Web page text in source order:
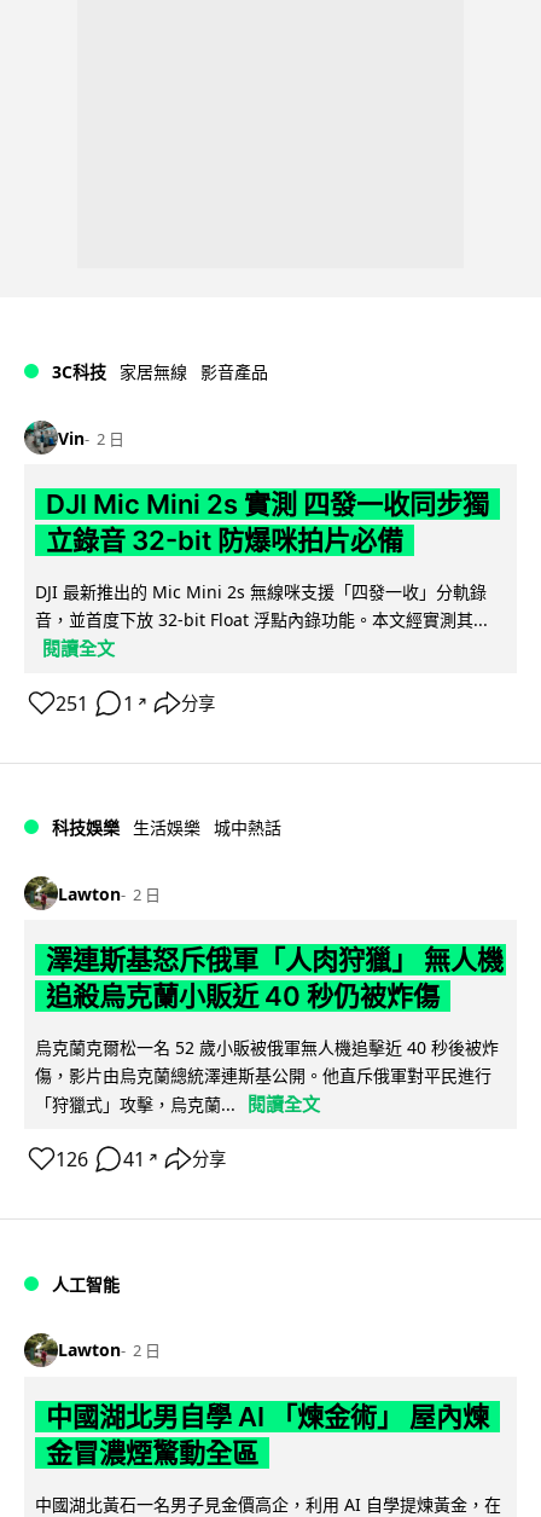
3C科技 家居無線 影音產品
Vin 2 日
DJI Mic Mini 2s 實測 四發一收同步獨
立錄音 32-bit 防爆咪拍片必備
DJI 最新推出的 Mic Mini 2s 無線咪支援「四發一收」分軌錄
音，並首度下放 32-bit Float 浮點內錄功能。本文經實測其...
閱讀全文
251 1 ↗ 分享
科技娛樂 生活娛樂 城中熱話
Lawton 2 日
澤連斯基怒斥俄軍「人肉狩獵」 無人機
追殺烏克蘭小販近 40 秒仍被炸傷
烏克蘭克爾松一名 52 歲小販被俄軍無人機追擊近 40 秒後被炸
傷，影片由烏克蘭總統澤連斯基公開。他直斥俄軍對平民進行
「狩獵式」攻擊，烏克蘭...
閱讀全文
126 41 ↗ 分享
人工智能
Lawton 2 日
中國湖北男自學 AI 「煉金術」 屋內煉
金冒濃煙驚動全區
中國湖北黃石一名男子見金價高企，利用 AI 自學提煉黃金，在